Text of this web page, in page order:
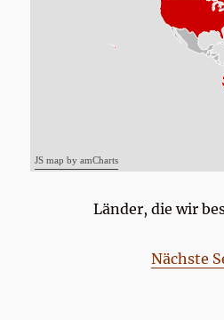
JS map by amCharts
Länder, die wir
Nächste